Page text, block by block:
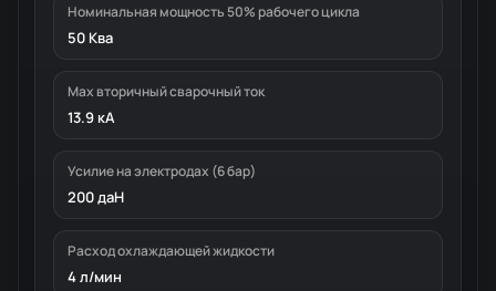
Номинальная мощность 50% рабочего цикла
50 Ква
Мах вторичный сварочный ток
13.9 кА
Усилие на электродах (6 бар)
200 даН
Расход охлаждающей жидкости
4 л/мин